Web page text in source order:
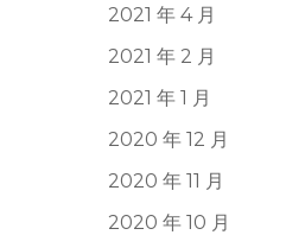
2021 年 4 月
2021 年 2 月
2021 年 1 月
2020 年 12 月
2020 年 11 月
2020 年 10 月